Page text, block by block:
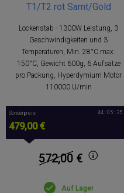
T1/T2 rot Samt/Gold
Lockenstab - 1300W Leistung, 3
Geschwindigkeiten und 3
Temperaturen, Min. 28°C max.
150°C, Gewicht 600g, 6 Aufsätze
pro Packung, Hyperdymium Motor
110000 U/min
Sonderpreis
479,00 €
44 : 05 : 25
572,00 €
Auf Lager